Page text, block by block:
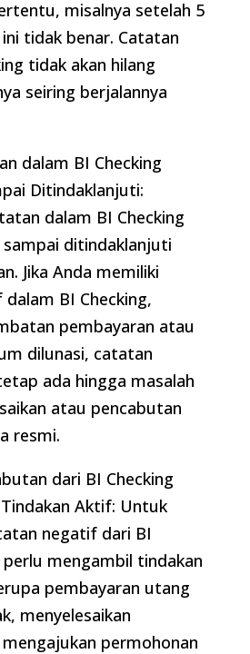
misalnya setelah 5
tidak benar. Catatan
tidak akan hilang
seiring berjalannya
dalam BI Checking
Ditindaklanjuti:
dalam BI Checking
ditindaklanjuti
Jika Anda memiliki
BI Checking,
pembayaran atau
dilunasi, catatan
ada hingga masalah
atau pencabutan
resmi.
dari BI Checking
Aktif: Untuk
negatif dari BI
perlu mengambil tindakan
pembayaran utang
menyelesaikan
permohonan